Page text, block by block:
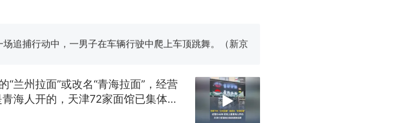
场追捕行动中，一男子在车辆行驶中爬上车顶跳舞。（新京
息）
牙飞地休达边境，摩洛哥士兵搬起大石块投向移民引争议，
天内数万人从摩洛哥涌入西班牙
“兰州拉面”或改名“青海拉面”，经营
海人开的，天津72家面馆已集体更